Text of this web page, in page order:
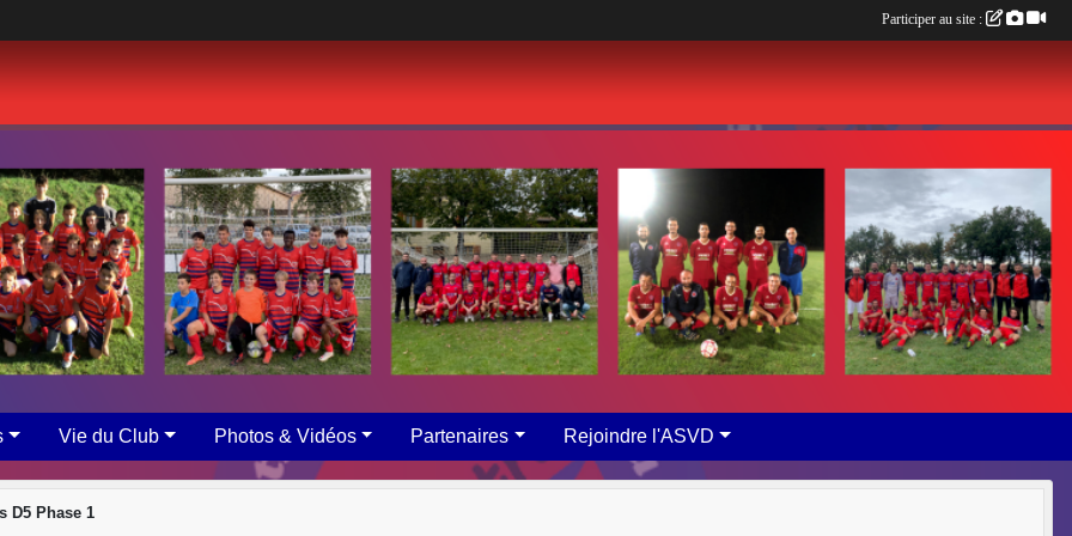
Vie du Club Photos & Vidéos Partenaires Rejoindre l'ASVD
D5 Phase 1
Participer au site :